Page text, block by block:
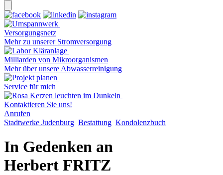
Versorgungsnetz
Mehr zu unserer Stromversorgung
Milliarden von Mikroorganismen
Mehr über unsere Abwasserreinigung
Service für mich
Kontaktieren Sie uns!
Anrufen
Stadtwerke Judenburg Bestattung Kondolenzbuch
In Gedenken an
Herbert FRITZ